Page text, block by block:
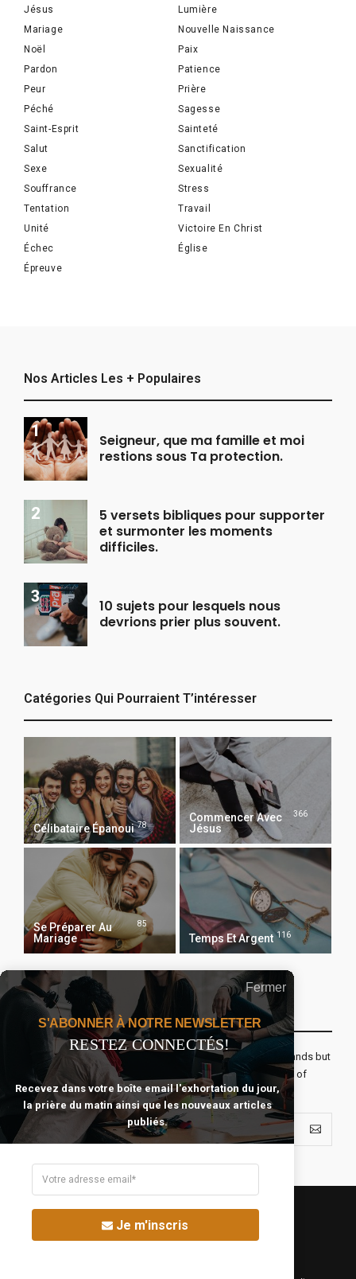
Jésus
Lumière
Mariage
Nouvelle Naissance
Noël
Paix
Pardon
Patience
Peur
Prière
Péché
Sagesse
Saint-Esprit
Sainteté
Salut
Sanctification
Sexe
Sexualité
Souffrance
Stress
Tentation
Travail
Unité
Victoire En Christ
Échec
Église
Épreuve
Nos Articles Les + Populaires
Seigneur, que ma famille et moi
restions sous Ta protection.
5 versets bibliques pour supporter
et surmonter les moments
difficiles.
10 sujets pour lesquels nous
devrions prier plus souvent.
Catégories Qui Pourraient T’intéresser
Célibataire Épanoui 78
Commencer Avec
Jésus
366
Se Préparer Au
Mariage
85
Temps Et Argent 116
Recevoir Notre Newsletter Chaque Matin
The real voyage of discovery consists not in seeking new lands but
seeing with new eyes. All journeys have secret destinations of
which the traveler is unaware.
Fermer
S'ABONNER À NOTRE NEWSLETTER
RESTEZ CONNECTÉS!
Recevez dans votre boîte email l'exhortation du jour,
la prière du matin ainsi que les nouveaux articles
publiés.
Je m'inscris